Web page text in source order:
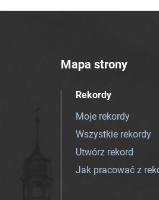
Mapa strony
Rekordy
Moje rekordy
Wszystkie rekordy
Utwórz rekord
Jak pracować z